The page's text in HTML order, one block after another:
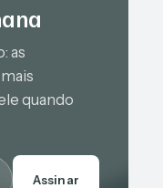
as
quando
Assinar